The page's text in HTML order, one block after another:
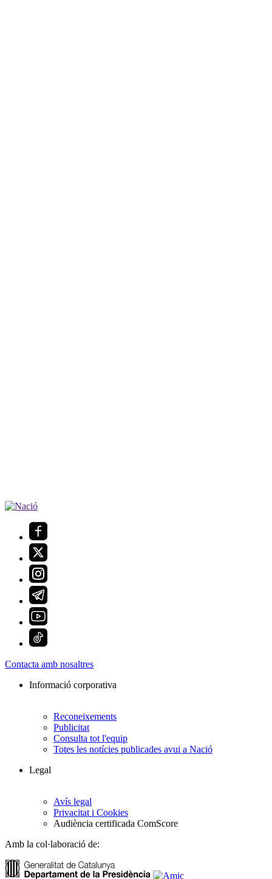
Contacta amb nosaltres
Informació corporativa
Reconeixements
Publicitat
Consulta tot l'equip
Totes les notícies publicades avui a Nació
Legal
Avís legal
Privacitat i Cookies
Audiència certificada ComScore
Amb la col·laboració de: